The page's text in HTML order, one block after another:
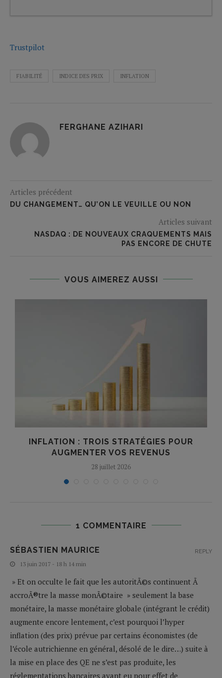
Trustpilot
FIABILITÉ INDICE DES PRIX INFLATION
FERGHANE AZIHARI
Articles précédent
DU CHANGEMENT… QU’ON LE VEUILLE OU NON
Articles suivant
NASDAQ : DE NOUVEAUX CRAQUEMENTS MAIS
PAS ENCORE DE CHUTE
VOUS AIMEREZ AUSSI
INFLATION : TROIS STRATÉGIES POUR
AUGMENTER VOS REVENUS
28 juillet 2026
1 COMMENTAIRE
SÉBASTIEN MAURICE
13 juin 2017 - 18 h 14 min
» Et on occulte le fait que les autoritÃ©s continuent Ã
accroÃ®tre la masse monÃ©taire » seulement la base
monétaire, la masse monétaire globale (intégrant le crédit)
augmente encore lentement, c’est pourquoi l’hyper
inflation (des prix) prévue par certains économistes (de
l’école autrichienne en général, désolé de le dire…) suite à
la mise en place des QE ne s’est pas produite, les
réglementations bancaires ayant eu pour effet de
REPLY